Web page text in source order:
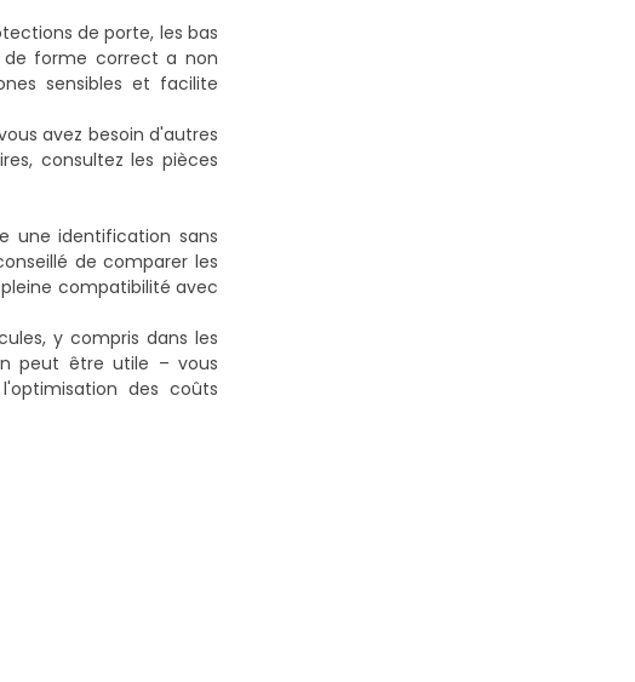
de porte, les bas
de forme correct a non
sensibles et facilite
avez besoin d'autres
consultez les pièces
une identification sans
de comparer les
compatibilité avec
y compris dans les
peut être utile – vous
des coûts